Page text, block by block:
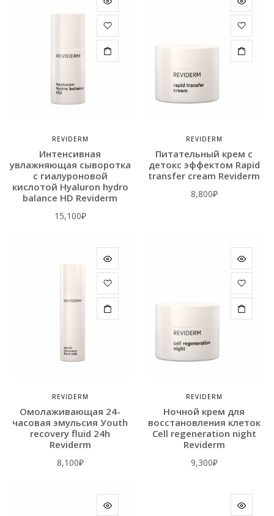
REVIDERM
Интенсивная
увлажняющая сыворотка
с гиалуроновой
кислотой Hyaluron hydro
balance HD Reviderm
15,100₽
REVIDERM
Питательный крем с
детокс эффектом Rapid
transfer cream Reviderm
8,800₽
REVIDERM
Омолаживающая 24-
часовая эмульсия Уouth
recovery fluid 24h
Reviderm
8,100₽
REVIDERM
Ночной крем для
восстановления клеток
Сell regeneration night
Reviderm
9,300₽